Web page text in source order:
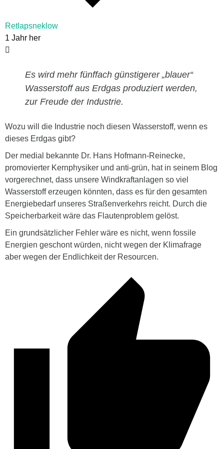
Retlapsneklow
1 Jahr her
Es wird mehr fünffach günstigerer „blauer“
Wasserstoff aus Erdgas produziert werden,
zur Freude der Industrie.
Wozu will die Industrie noch diesen Wasserstoff, wenn es
dieses Erdgas gibt?
Der medial bekannte Dr. Hans Hofmann-Reinecke,
promovierter Kernphysiker und anti-grün, hat in seinem Blog
vorgerechnet, dass unsere Windkraftanlagen so viel
Wasserstoff erzeugen könnten, dass es für den gesamten
Energiebedarf unseres Straßenverkehrs reicht. Durch die
Speicherbarkeit wäre das Flautenproblem gelöst.
Ein grundsätzlicher Fehler wäre es nicht, wenn fossile
Energien geschont würden, nicht wegen der Klimafrage
aber wegen der Endlichkeit der Resourcen.